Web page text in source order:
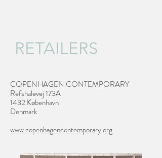
RETAILERS
COPENHAGEN CONTEMPORARY
Refshalevej 173A
1432 København
Denmark
www.copenhagencontemporary.org